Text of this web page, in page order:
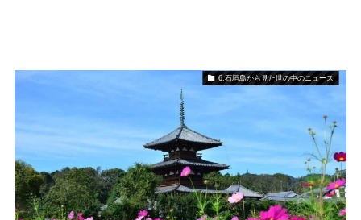
6.石垣島から見た世の中のニュース